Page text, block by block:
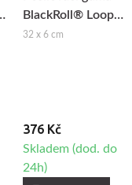
BlackRoll® Loop
Band - velmi
32 x 6 cm
376 Kč
Skladem (dod. do
24h)